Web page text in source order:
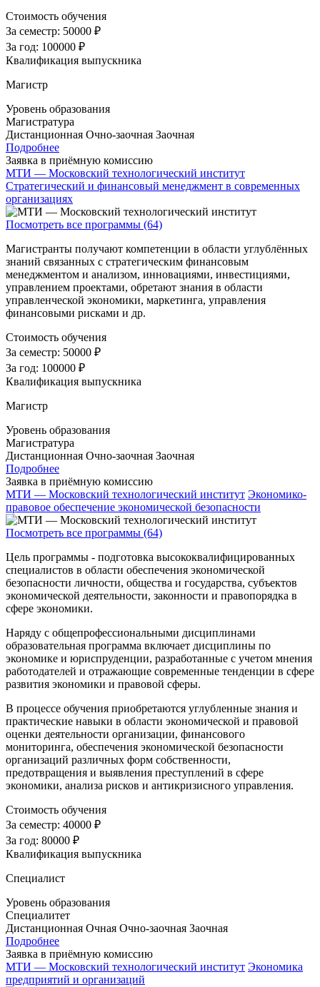
Стоимость обучения
За семестр: 50000 ₽
За год: 100000 ₽
Квалификация выпускника
Магистр
Уровень образования
Магистратура
Дистанционная Очно-заочная Заочная
Подробнее
Заявка в приёмную комиссию
МТИ — Московский технологический институт
Стратегический и финансовый менеджмент в современных
организациях
Посмотреть все программы (64)
Магистранты получают компетенции в области углублённых
знаний связанных с стратегическим финансовым
менеджментом и анализом, инновациями, инвестициями,
управлением проектами, обретают знания в области
управленческой экономики, маркетинга, управления
финансовыми рисками и др.
Стоимость обучения
За семестр: 50000 ₽
За год: 100000 ₽
Квалификация выпускника
Магистр
Уровень образования
Магистратура
Дистанционная Очно-заочная Заочная
Подробнее
Заявка в приёмную комиссию
МТИ — Московский технологический институт Экономико-
правовое обеспечение экономической безопасности
Посмотреть все программы (64)
Цель программы - подготовка высококвалифицированных
специалистов в области обеспечения экономической
безопасности личности, общества и государства, субъектов
экономической деятельности, законности и правопорядка в
сфере экономики.
Наряду с общепрофессиональными дисциплинами
образовательная программа включает дисциплины по
экономике и юриспруденции, разработанные с учетом мнения
работодателей и отражающие современные тенденции в сфере
развития экономики и правовой сферы.
В процессе обучения приобретаются углубленные знания и
практические навыки в области экономической и правовой
оценки деятельности организации, финансового
мониторинга, обеспечения экономической безопасности
организаций различных форм собственности,
предотвращения и выявления преступлений в сфере
экономики, анализа рисков и антикризисного управления.
Стоимость обучения
За семестр: 40000 ₽
За год: 80000 ₽
Квалификация выпускника
Специалист
Уровень образования
Специалитет
Дистанционная Очная Очно-заочная Заочная
Подробнее
Заявка в приёмную комиссию
МТИ — Московский технологический институт Экономика
предприятий и организаций